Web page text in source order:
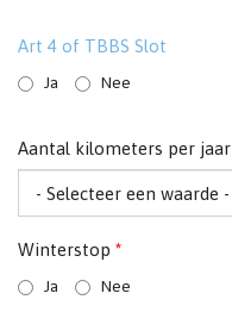
Art 4 of TBBS Slot
Ja Nee
Aantal kilometers per jaar
Winterstop *
Ja Nee